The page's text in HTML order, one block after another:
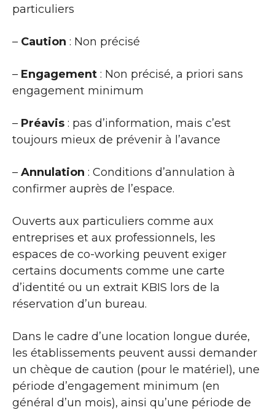
particuliers
– Caution : Non précisé
– Engagement : Non précisé, a priori sans
engagement minimum
– Préavis : pas d’information, mais c’est
toujours mieux de prévenir à l’avance
– Annulation : Conditions d’annulation à
confirmer auprès de l’espace.
Ouverts aux particuliers comme aux
entreprises et aux professionnels, les
espaces de co-working peuvent exiger
certains documents comme une carte
d’identité ou un extrait KBIS lors de la
réservation d’un bureau.
Dans le cadre d’une location longue durée,
les établissements peuvent aussi demander
un chèque de caution (pour le matériel), une
période d’engagement minimum (en
général d’un mois), ainsi qu’une période de